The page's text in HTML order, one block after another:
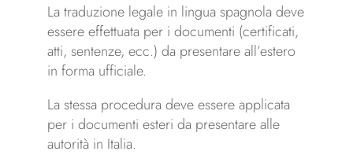
La traduzione legale in lingua spagnola deve
essere effettuata per i documenti (certificati,
atti, sentenze, ecc.) da presentare all’estero
in forma ufficiale.
La stessa procedura deve essere applicata
per i documenti esteri da presentare alle
autorità in Italia.